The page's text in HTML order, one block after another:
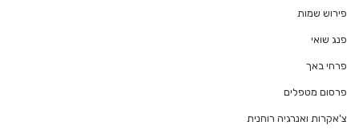
פירוש שמות
פנג שואי
פרחי באך
פרסום מטפלים
צ'אקרות ואנרגיה רוחנית